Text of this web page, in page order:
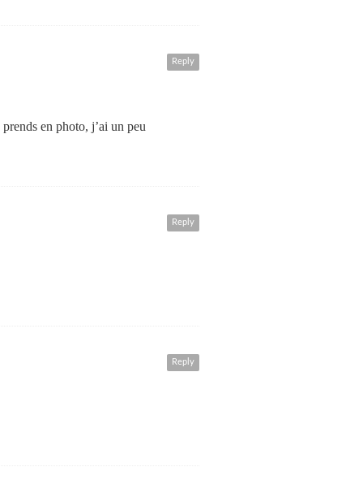
Reply
en photo, j’ai un peu
Reply
Reply